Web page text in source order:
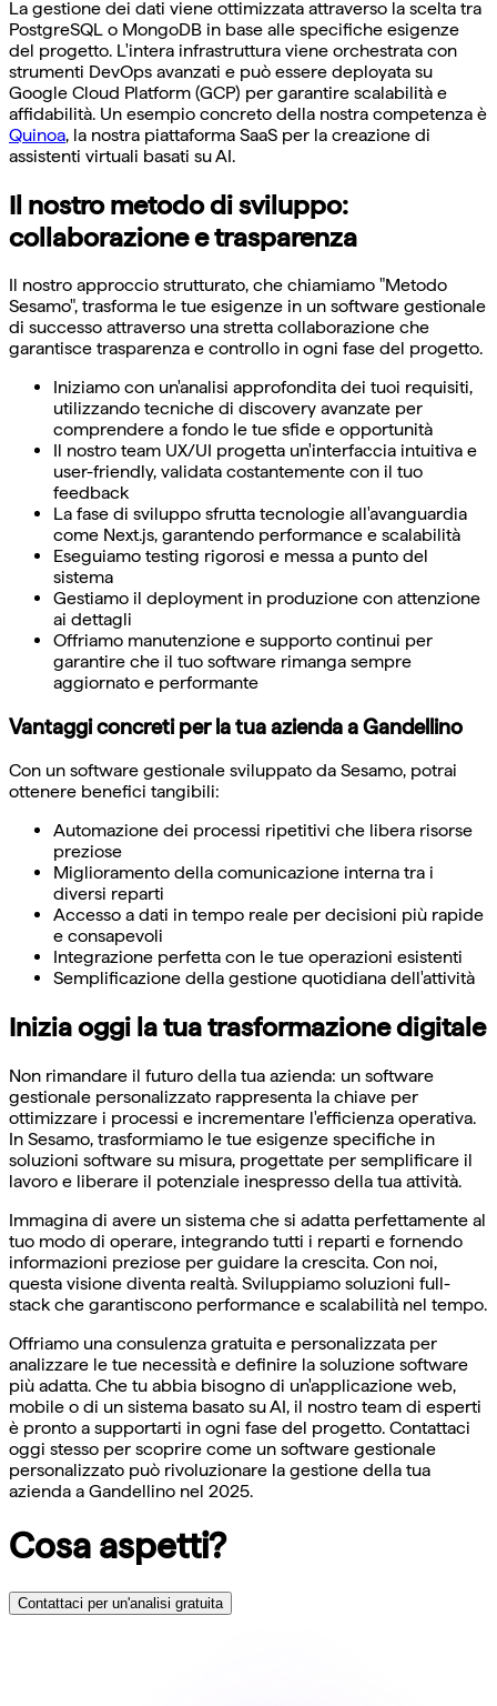
La gestione dei dati viene ottimizzata attraverso la scelta tra
PostgreSQL o MongoDB in base alle specifiche esigenze
del progetto. L'intera infrastruttura viene orchestrata con
strumenti DevOps avanzati e può essere deployata su
Google Cloud Platform (GCP) per garantire scalabilità e
affidabilità. Un esempio concreto della nostra competenza è
Quinoa, la nostra piattaforma SaaS per la creazione di
assistenti virtuali basati su AI.
Il nostro metodo di sviluppo:
collaborazione e trasparenza
Il nostro approccio strutturato, che chiamiamo "Metodo
Sesamo", trasforma le tue esigenze in un software gestionale
di successo attraverso una stretta collaborazione che
garantisce trasparenza e controllo in ogni fase del progetto.
Iniziamo con un'analisi approfondita dei tuoi requisiti,
utilizzando tecniche di discovery avanzate per
comprendere a fondo le tue sfide e opportunità
Il nostro team UX/UI progetta un'interfaccia intuitiva e
user-friendly, validata costantemente con il tuo
feedback
La fase di sviluppo sfrutta tecnologie all'avanguardia
come Next.js, garantendo performance e scalabilità
Eseguiamo testing rigorosi e messa a punto del
sistema
Gestiamo il deployment in produzione con attenzione
ai dettagli
Offriamo manutenzione e supporto continui per
garantire che il tuo software rimanga sempre
aggiornato e performante
Vantaggi concreti per la tua azienda a Gandellino
Con un software gestionale sviluppato da Sesamo, potrai
ottenere benefici tangibili:
Automazione dei processi ripetitivi che libera risorse
preziose
Miglioramento della comunicazione interna tra i
diversi reparti
Accesso a dati in tempo reale per decisioni più rapide
e consapevoli
Integrazione perfetta con le tue operazioni esistenti
Semplificazione della gestione quotidiana dell'attività
Inizia oggi la tua trasformazione digitale
Non rimandare il futuro della tua azienda: un software
gestionale personalizzato rappresenta la chiave per
ottimizzare i processi e incrementare l'efficienza operativa.
In Sesamo, trasformiamo le tue esigenze specifiche in
soluzioni software su misura, progettate per semplificare il
lavoro e liberare il potenziale inespresso della tua attività.
Immagina di avere un sistema che si adatta perfettamente al
tuo modo di operare, integrando tutti i reparti e fornendo
informazioni preziose per guidare la crescita. Con noi,
questa visione diventa realtà. Sviluppiamo soluzioni full-
stack che garantiscono performance e scalabilità nel tempo.
Offriamo una consulenza gratuita e personalizzata per
analizzare le tue necessità e definire la soluzione software
più adatta. Che tu abbia bisogno di un'applicazione web,
mobile o di un sistema basato su AI, il nostro team di esperti
è pronto a supportarti in ogni fase del progetto. Contattaci
oggi stesso per scoprire come un software gestionale
personalizzato può rivoluzionare la gestione della tua
azienda a Gandellino nel 2025.
Cosa aspetti?
Contattaci per un'analisi gratuita